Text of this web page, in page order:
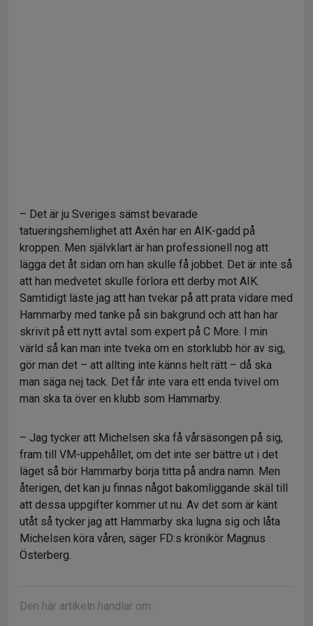
– Det är ju Sveriges sämst bevarade
tatueringshemlighet att Axén har en AIK-gadd på
kroppen. Men självklart är han professionell nog att
lägga det åt sidan om han skulle få jobbet. Det är inte så
att han medvetet skulle förlora ett derby mot AIK.
Samtidigt läste jag att han tvekar på att prata vidare med
Hammarby med tanke på sin bakgrund och att han har
skrivit på ett nytt avtal som expert på C More. I min
värld så kan man inte tveka om en storklubb hör av sig,
gör man det – att allting inte känns helt rätt – då ska
man säga nej tack. Det får inte vara ett enda tvivel om
man ska ta över en klubb som Hammarby.
– Jag tycker att Michelsen ska få vårsäsongen på sig,
fram till VM-uppehållet, om det inte ser bättre ut i det
läget så bör Hammarby börja titta på andra namn. Men
återigen, det kan ju finnas något bakomliggande skäl till
att dessa uppgifter kommer ut nu. Av det som är känt
utåt så tycker jag att Hammarby ska lugna sig och låta
Michelsen köra våren, säger FD:s krönikör Magnus
Österberg.
Den här artikeln handlar om: